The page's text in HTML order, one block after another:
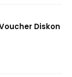
Diskon